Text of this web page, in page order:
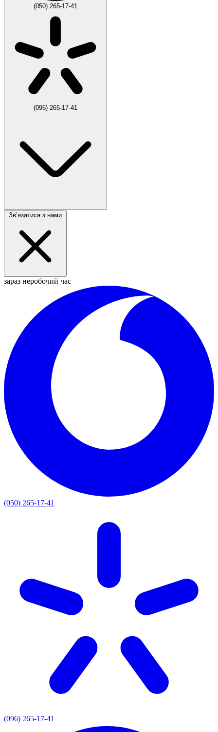
(050) 265-17-41
(096) 265-17-41
Звʼязатися з нами
зараз неробочий час
(050) 265-17-41
(096) 265-17-41